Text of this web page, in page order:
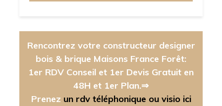
Rencontrez votre constructeur designer
bois & brique Maisons France Forêt:
1er RDV Conseil et 1er Devis Gratuit en
48H et 1er Plan.⇒
Prenez un rdv téléphonique ou visio ici